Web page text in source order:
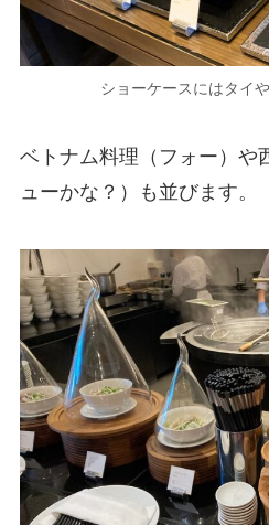
ショーケースにはタイ
ベトナム料理（フォー）や
ューかな？）も並びます。